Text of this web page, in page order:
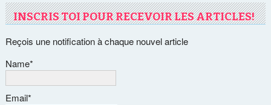
INSCRIS TOI POUR RECEVOIR LES ARTICLES!
Reçois une notification à chaque nouvel article
Name*
Email*